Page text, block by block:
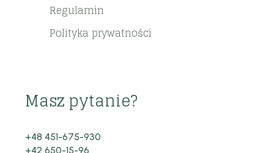
Regulamin
Polityka prywatności
Masz pytanie?
+48 451-675-930
+42 650-15-96